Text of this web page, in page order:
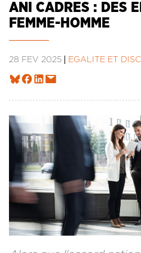
QUI SOMMES-NOUS ?
LES TRANSITIONS JUSTES
IA
ESPACE ADHÉRENTS
ADHÉRER
CONTACT
LA REVUE CADRES
LE CREFAC
L’OBSERVATOIRE DES CADRES
ANI CADRES : DES
FEMME-HOMME
28 FÉV 2025 ÉGALITÉ ET